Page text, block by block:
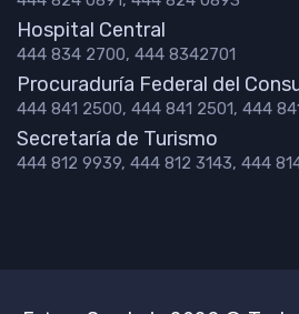
Hospital Central
444 834 2700, 444 8342701
Procuraduría Federal del
444 841 2500, 444 841 2501, 444
Secretaría de Turismo
444 812 9939, 444 812 3143, 444